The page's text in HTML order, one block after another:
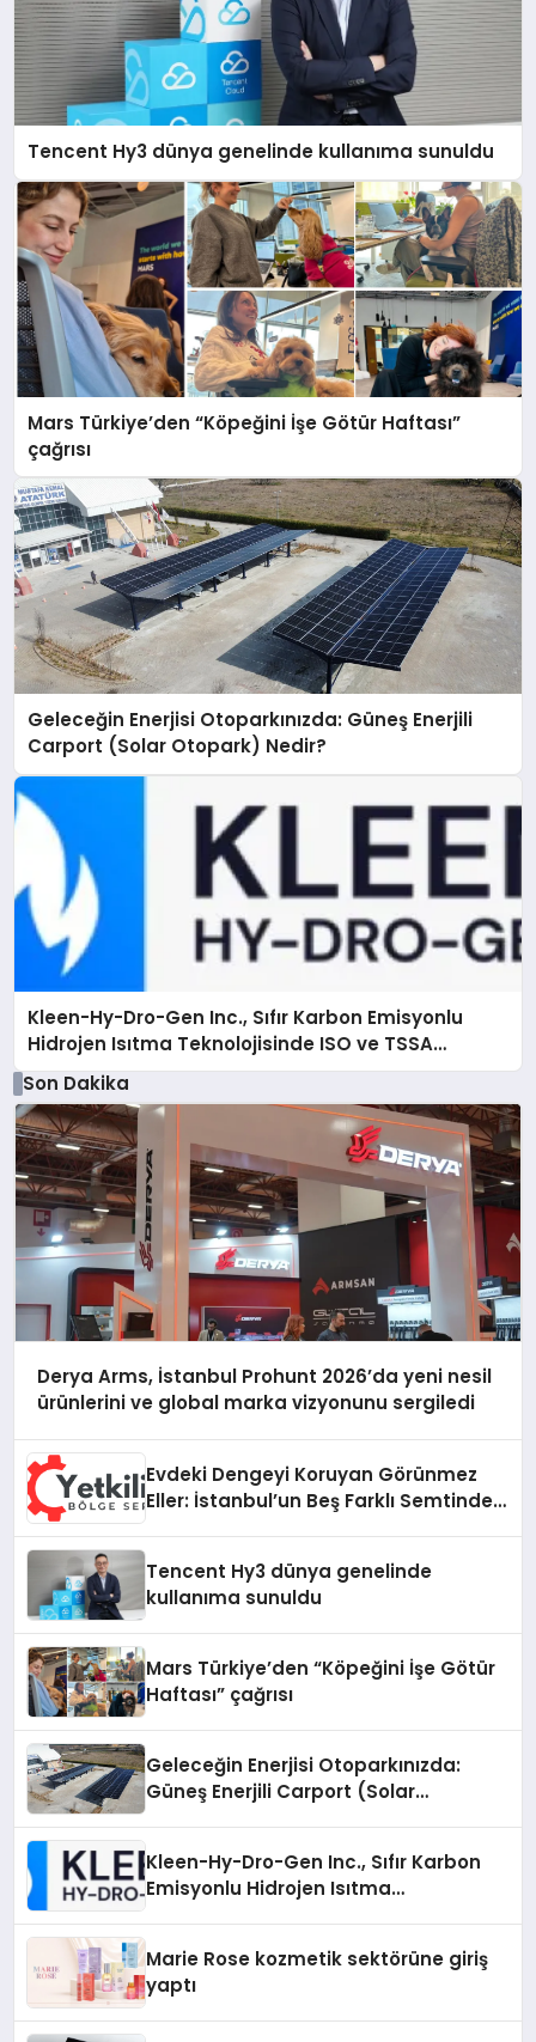
Tencent Hy3 dünya genelinde kullanıma sunuldu
Mars Türkiye’den “Köpeğini İşe Götür Haftası”
çağrısı
Geleceğin Enerjisi Otoparkınızda: Güneş Enerjili
Carport (Solar Otopark) Nedir?
Kleen-Hy-Dro-Gen Inc., Sıfır Karbon Emisyonlu
Hidrojen Isıtma Teknolojisinde ISO ve TSSA
Düzenleyici Onaylarını Aldı
Son Dakika
Derya Arms, İstanbul Prohunt 2026’da yeni nesil
ürünlerini ve global marka vizyonunu sergiledi
Evdeki Dengeyi Koruyan Görünmez
Eller: İstanbul’un Beş Farklı Semtinde
Tencent Hy3 dünya genelinde
kullanıma sunuldu
Mars Türkiye’den “Köpeğini İşe Götür
Haftası” çağrısı
Geleceğin Enerjisi Otoparkınızda:
Güneş Enerjili Carport (Solar
Kleen-Hy-Dro-Gen Inc., Sıfır Karbon
Emisyonlu Hidrojen Isıtma
Marie Rose kozmetik sektörüne giriş
yaptı